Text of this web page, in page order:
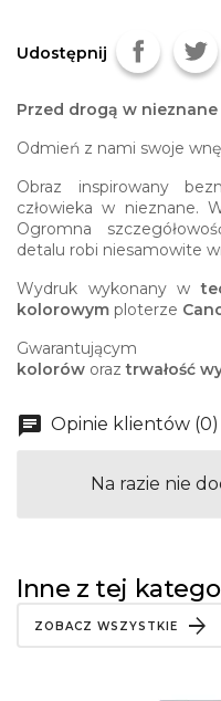
Udostępnij
Przed drogą w nieznane
Odmień z nami swoje
Obraz inspirowany
człowieka w nieznane.
Ogromna
detalu robi niesamowite
Wydruk wykonany w
kolorowym ploterze
Gwarantującym
kolorów oraztrwałość
Opinie klientów (0)
Na razie nie
Inne z tej
ZOBACZ WSZYSTKIE